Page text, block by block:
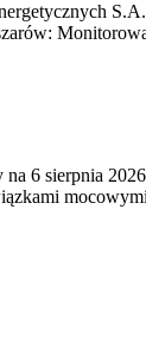
6 sierpnia